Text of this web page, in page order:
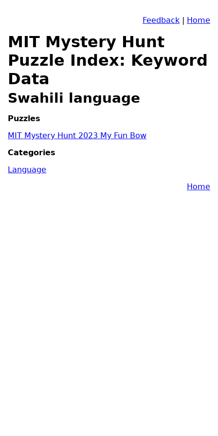
Feedback | Home
MIT Mystery Hunt
Puzzle Index: Keyword
Data
Swahili language
Puzzles
MIT Mystery Hunt 2023 My Fun Bow
Categories
Language
Home